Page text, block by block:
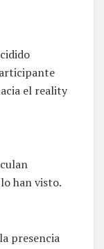
el reality
han visto.
presencia